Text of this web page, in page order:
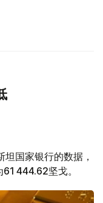
坦国家银行的数据，
444.62坚戈。